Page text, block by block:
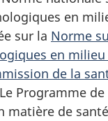
en
sur la Norme
en
de la
Programme
matière de